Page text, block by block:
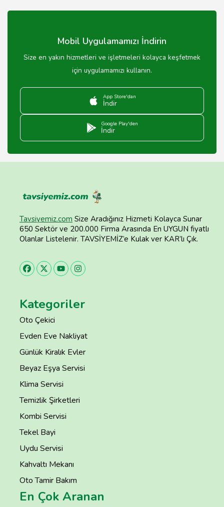
Sucular, hem bireysel hem de kurumsal müşterilere
Mobil Uygulamamızı İndirin
Size en yakın hizmetleri ve işletmeleri kolayca keşfetmek
için uygulamamızı kullanın.
App Store'dan
İndir
Google Play'den
İndir
Tavsiyemiz.com Size Aradığınız Hizmeti Kolayca Sunar
650 Sektör ve 200.000 Firma Arasında En UYGUN fiyatlı
Olanlar Listelenir. TAVSİYEMİZ’e Kulak ver KAR’lı Çık.
Kategoriler
Oto Çekici
Evden Eve Nakliyat
Günlük Kiralık Evler
Beyaz Eşya Servisi
Klima Servisi
Temizlik Şirketleri
Kombi Servisi
Tekel Bayi
Uydu Servisi
Kahvaltı Mekanı
Oto Tamir Bakım
En Çok Aranan